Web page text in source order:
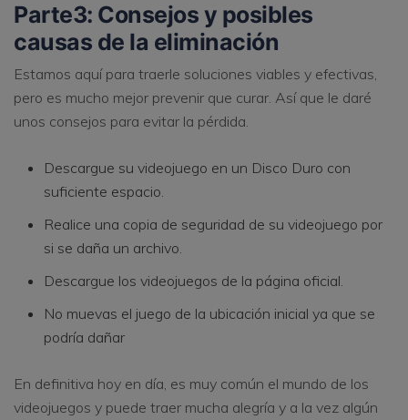
Parte3: Consejos y posibles
causas de la eliminación
Estamos aquí para traerle soluciones viables y efectivas,
pero es mucho mejor prevenir que curar. Así que le daré
unos consejos para evitar la pérdida.
Descargue su videojuego en un Disco Duro con
suficiente espacio.
Realice una copia de seguridad de su videojuego por
si se daña un archivo.
Descargue los videojuegos de la página oficial.
No muevas el juego de la ubicación inicial ya que se
podría dañar
En definitiva hoy en día, es muy común el mundo de los
videojuegos y puede traer mucha alegría y a la vez algún